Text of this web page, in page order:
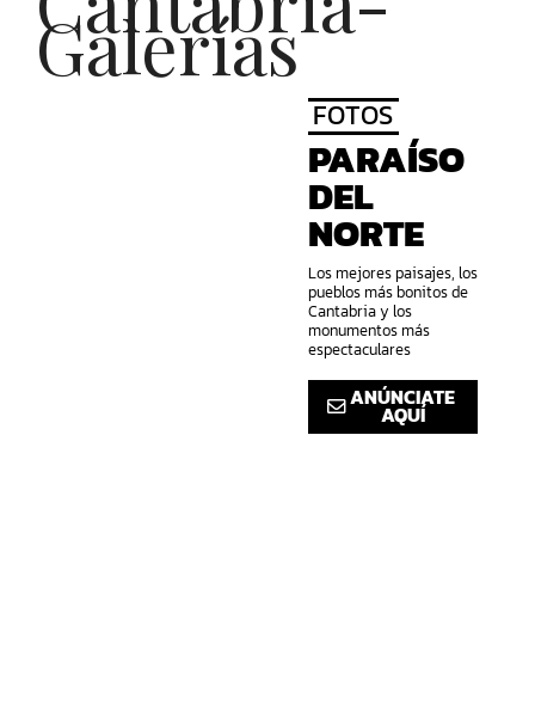
Galerías
FOTOS
PARAÍSO
DEL
NORTE
Los mejores paisajes, los
pueblos más bonitos de
Cantabria y los
monumentos más
espectaculares
ANÚNCIATE
AQUÍ